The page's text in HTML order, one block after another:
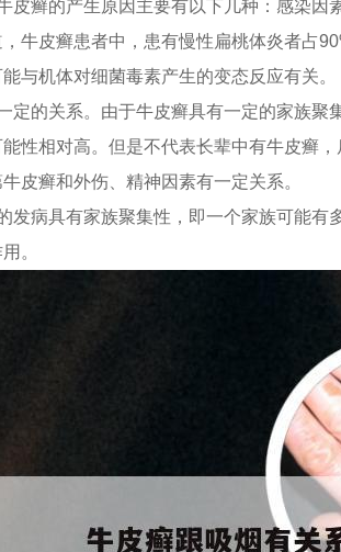
皮癣的产生原因主要有以下几种：感染因
牛皮癣患者中，患有慢性扁桃体炎者占
与机体对细菌毒素产生的变态反应有关。
定的关系。由于牛皮癣具有一定的家族聚
性相对高。但是不代表长辈中有牛皮癣
皮癣和外伤、精神因素有一定关系。
发病具有家族聚集性，即一个家族可能有
。